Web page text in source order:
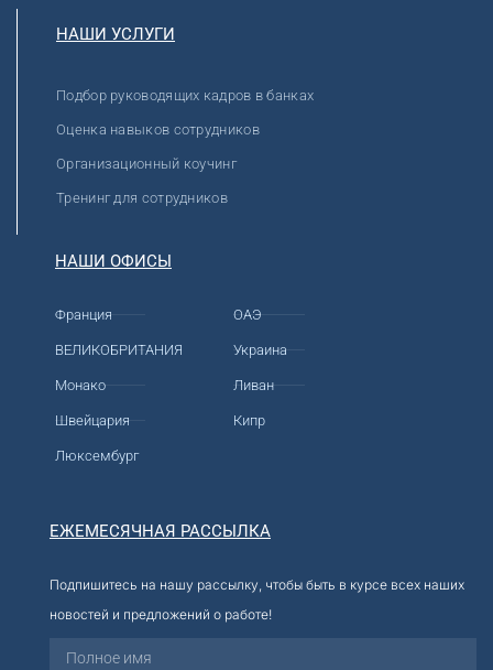
НАШИ УСЛУГИ
Подбор руководящих кадров в банках
Оценка навыков сотрудников
Организационный коучинг
Тренинг для сотрудников
НАШИ ОФИСЫ
Франция
ВЕЛИКОБРИТАНИЯ
Монако
Швейцария
Люксембург
ОАЭ
Украина
Ливан
Кипр
ЕЖЕМЕСЯЧНАЯ РАССЫЛКА
Подпишитесь на нашу рассылку, чтобы быть в курсе всех наших
новостей и предложений о работе!